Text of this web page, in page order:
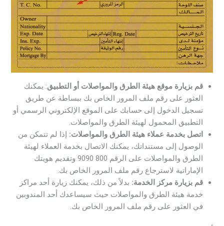
قم بزيارة موقع هيئة الطرق والمواصلات أو التطبيق: يمكنك
العثور على رقم ملف المرور الخاص بك ببساطة عن طريق
تسجيل الدخول إلى حسابك على الموقع الإلكتروني الرسمي أو
التطبيق المحمول لهيئة الطرق والمواصلات.
اتصل بخدمة عملاء هيئة الطرق والمواصلات: إذا لم تتمكن من
الوصول إلى مستنداتك، يمكنك الاتصال بخدمة العملاء لهيئة
الطرق والمواصلات على الرقم 800 9090 وتقديم هويتك
الإماراتية لاسترجاع رقم ملف المرور الخاص بك.
قم بزيارة مركز الخدمة: بدلاً من ذلك، يمكنك زيارة أحد مراكز
خدمة هيئة الطرق والمواصلات حيث سيساعدك أحد المندوبين
في العثور على رقم ملف المرور الخاص بك.